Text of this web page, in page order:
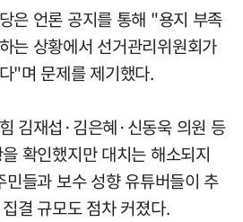
은 언론 공지를 통해 "용지 부족
는 상황에서 선거관리위원회가
"며 문제를 제기했다.
김재섭·김은혜·신동욱 의원 등
확인했지만 대치는 해소되지
들과 보수 성향 유튜버들이 추
결 규모도 점차 커졌다.